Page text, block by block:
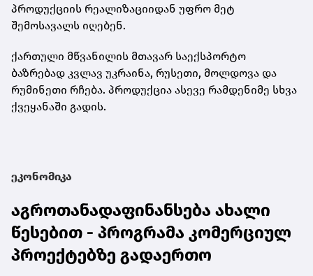
პროდუქციის რეალიზაციიდან უფრო მეტ
შემოსავალს იღებენ.
ქართული მწვანილის მთავარ საექსპორტო
ბაზრებად კვლავ უკრაინა, რუსეთი, მოლდოვა და
რუმინეთი რჩება. პროდუქცია ასევე რამდენიმე სხვა
ქვეყანაში გადის.
ეკონომიკა
აგროთანადაფინანსება ახალი
წესებით - პროგრამა კომერციულ
პროექტებზე გადაერთო